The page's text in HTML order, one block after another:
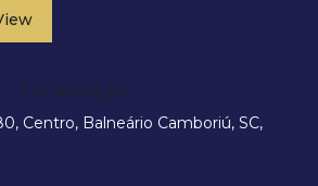
Localização
, Centro, Balneário Camboriú, SC,